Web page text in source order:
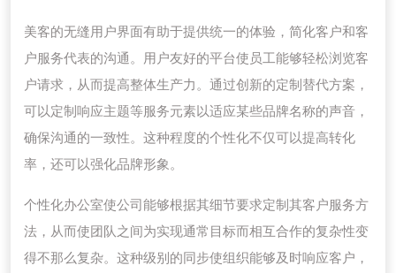
美客的无缝用户界面有助于提供统一的体验，简化客户和客
户服务代表的沟通。用户友好的平台使员工能够轻松浏览客
户请求，从而提高整体生产力。通过创新的定制替代方案，
可以定制响应主题等服务元素以适应某些品牌名称的声音，
确保沟通的一致性。这种程度的个性化不仅可以提高转化
率，还可以强化品牌形象。
个性化办公室使公司能够根据其细节要求定制其客户服务方
法，从而使团队之间为实现通常目标而相互合作的复杂性变
得不那么复杂。这种级别的同步使组织能够及时响应客户，